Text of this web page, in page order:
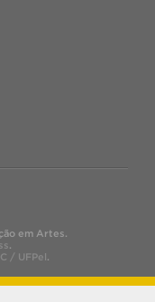
em Artes.
.
/ UFPel.